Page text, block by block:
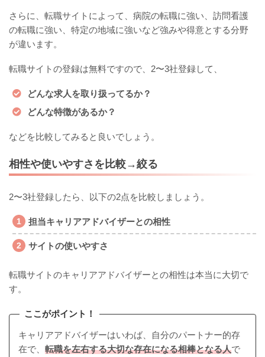
さらに、転職サイトによって、病院の転職に強い、訪問看護
の転職に強い、特定の地域に強いなど強みや得意とする分野
が違います。
転職サイトの登録は無料ですので、2〜3社登録して、
どんな求人を取り扱ってるか？
どんな特徴があるか？
などを比較してみると良いでしょう。
相性や使いやすさを比較→絞る
2〜3社登録したら、以下の2点を比較しましょう。
担当キャリアアドバイザーとの相性
サイトの使いやすさ
転職サイトのキャリアアドバイザーとの相性は本当に大切で
す。
ここがポイント！
キャリアアドバイザーはいわば、自分のパートナー的存
在で、 転職を左右する大切な存在になる相棒となる人で